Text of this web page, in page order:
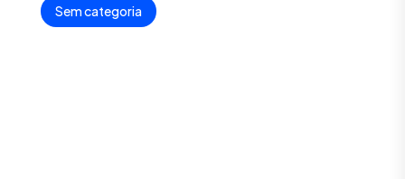
Sem categoria